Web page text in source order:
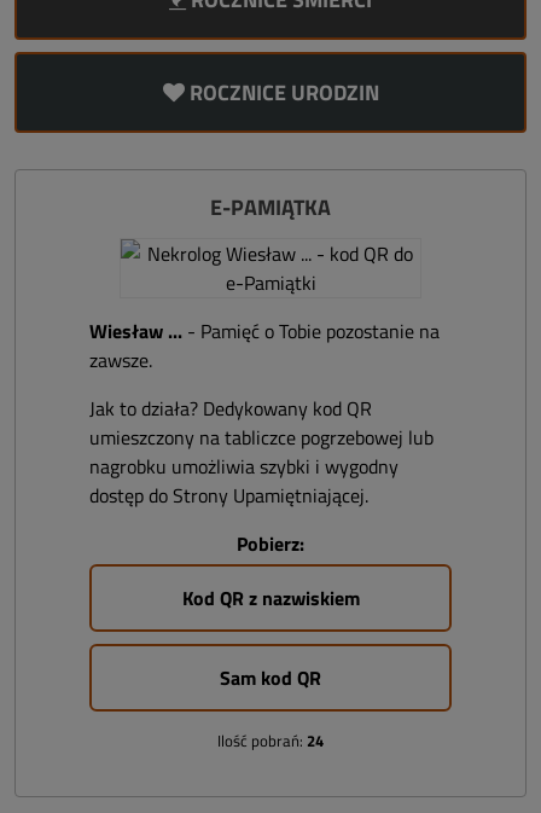
ROCZNICE URODZIN
E-PAMIĄTKA
Wiesław ... - Pamięć o Tobie pozostanie na
zawsze.
Jak to działa? Dedykowany kod QR
umieszczony na tabliczce pogrzebowej lub
nagrobku umożliwia szybki i wygodny
dostęp do Strony Upamiętniającej.
Pobierz:
Kod QR z nazwiskiem
Sam kod QR
Ilość pobrań: 24